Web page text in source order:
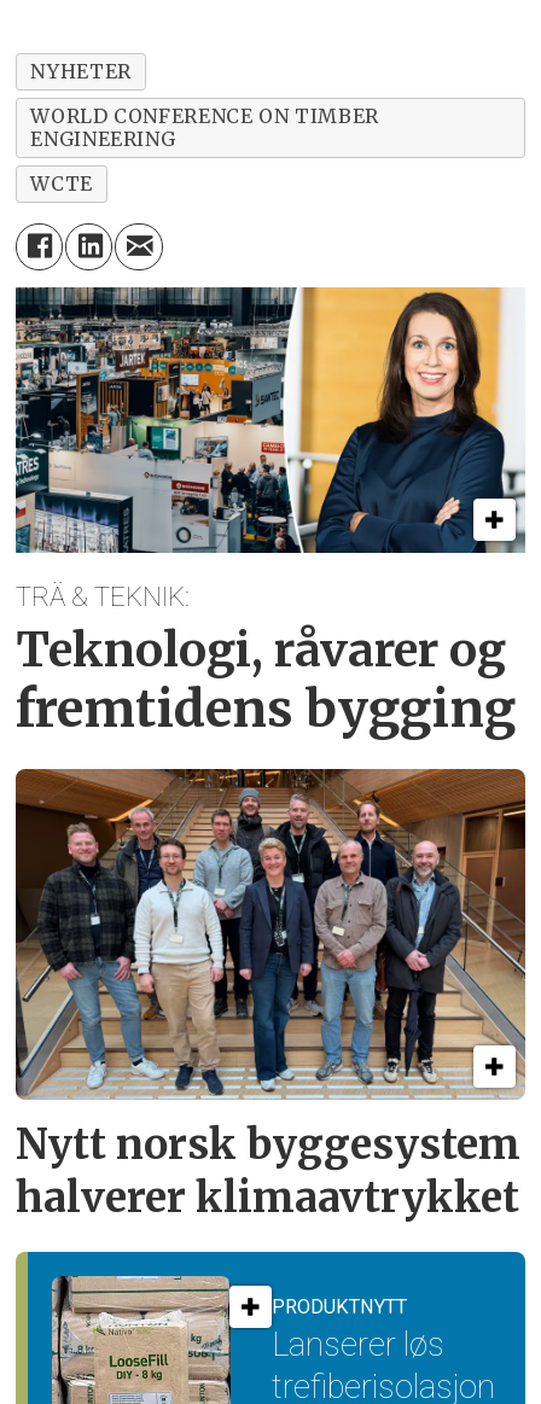
NYHETER
WORLD CONFERENCE ON TIMBER
ENGINEERING
WCTE
TRÄ & TEKNIK:
Teknologi, råvarer og
fremtidens bygging
Nytt norsk byggesystem
halverer klimaavtrykket
PRODUKTNYTT
Lanserer løs
trefiber­isolasjon